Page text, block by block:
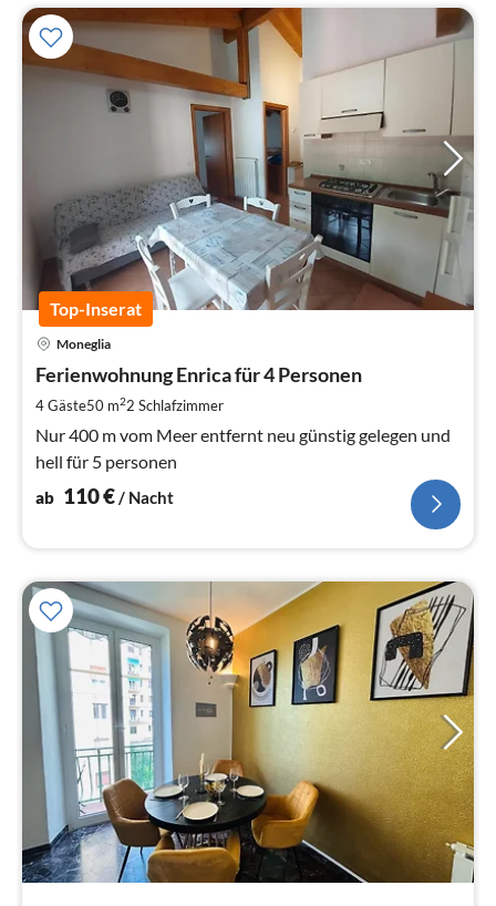
Top-Inserat
Moneglia
Ferienwohnung Enrica für 4 Personen
4 Gäste50 m22 Schlafzimmer
Nur 400 m vom Meer entfernt neu günstig gelegen und
hell für 5 personen
ab 110€/ Nacht